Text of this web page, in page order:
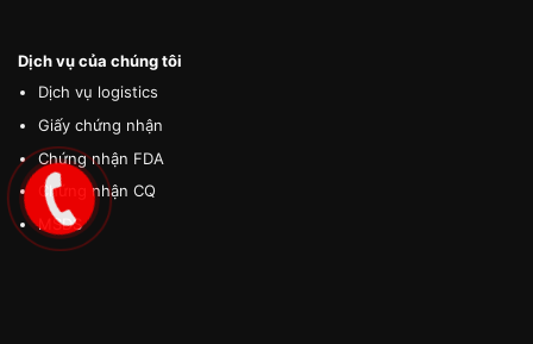
Dịch vụ của chúng tôi
Dịch vụ logistics
Giấy chứng nhận
Chứng nhận FDA
Chứng nhận CQ
MSDS